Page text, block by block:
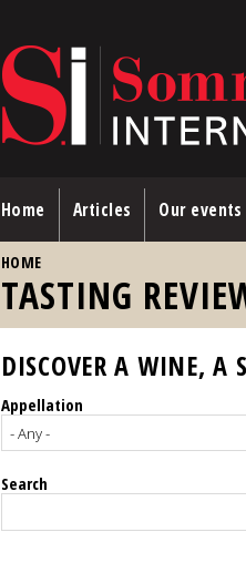
Home Articles Our events
HOME
TASTING
DISCOVER A WINE, A
Appellation
Search